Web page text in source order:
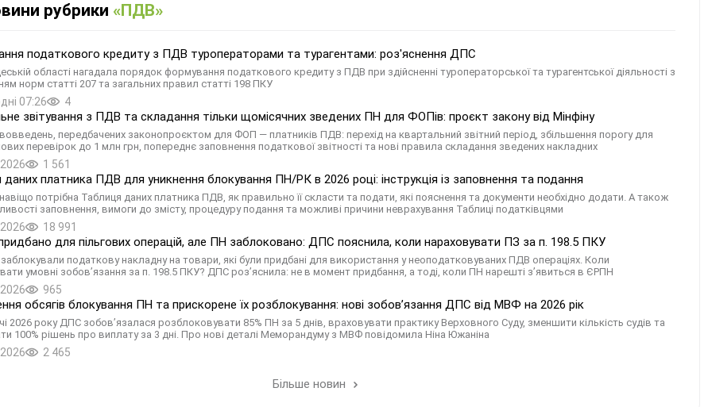
рубрики «ПДВ»
податкового кредиту з ПДВ туроператорами та турагентами: роз'яснення ДПС
області нагадала порядок формування податкового кредиту з ПДВ при здійсненні туроператорської та турагентської діяльності з
норм статті 207 та загальних правил статті 198 ПКУ
07:26 4
звітування з ПДВ та складання тільки щомісячних зведених ПН для ФОПів: проєкт закону від Мінфіну
передбачених законопроєктом для ФОП — платників ПДВ: перехід на квартальний звітний період, збільшення порогу для
перевірок до 1 млн грн, попереднє заповнення податкової звітності та нові правила складання зведених накладних
1 561
даних платника ПДВ для уникнення блокування ПН/РК в 2026 році: інструкція із заповнення та подання
потрібна Таблиця даних платника ПДВ, як правильно її скласти та подати, які пояснення та документи необхідно додати. А також
заповнення, вимоги до змісту, процедуру подання та можливі причини неврахування Таблиці податківцями
18 991
для пільгових операцій, але ПН заблоковано: ДПС пояснила, коли нараховувати ПЗ за п. 198.5 ПКУ
заблокували податкову накладну на товари, які були придбані для використання у неоподатковуваних ПДВ операціях. Коли
умовні зобов’язання за п. 198.5 ПКУ? ДПС роз’яснила: не в момент придбання, а тоді, коли ПН нарешті з’явиться в ЄРПН
965
обсягів блокування ПН та прискорене їх розблокування: нові зобов’язання ДПС від МВФ на 2026 рік
2026 року ДПС зобов’язалася розблоковувати 85% ПН за 5 днів, враховувати практику Верховного Суду, зменшити кількість судів та
100% рішень про виплату за 3 дні. Про нові деталі Меморандуму з МВФ повідомила Ніна Южаніна
2 465
Більше новин